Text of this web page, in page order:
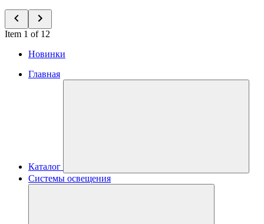
Item 1 of 12
Новинки
Главная
Каталог
Системы освещения